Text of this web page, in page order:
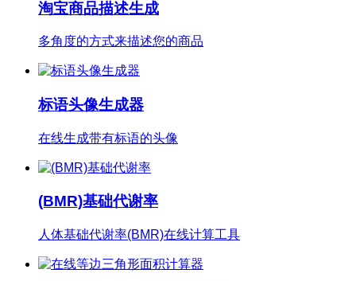
多角度的方式来描述您的商品
标语头像生成器
在线生成带有标语的头像
(BMR)基础代谢率
人体基础代谢率(BMR)在线计算工具
在线等边三角形面积计算器